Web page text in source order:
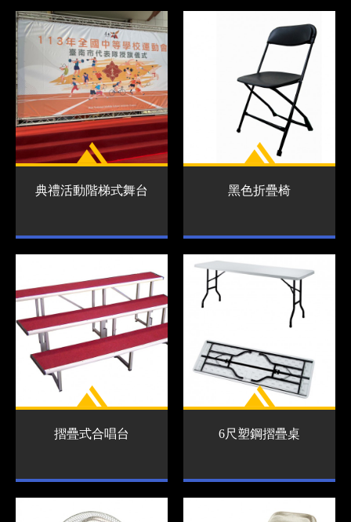
典禮活動階梯式舞台 黑色折疊椅
摺疊式合唱台 6尺塑鋼摺疊桌